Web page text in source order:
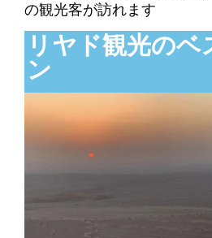
の観光客が訪れます
リヤド観光のベ
ン